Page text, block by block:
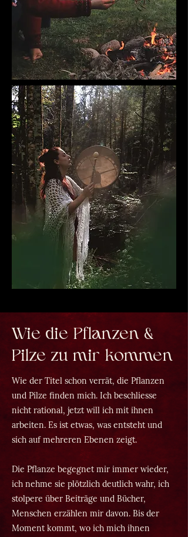
Wie die Pflanzen &
Pilze zu mir kommen
Wie der Titel schon verrät, die Pflanzen
und Pilze finden mich. Ich beschliesse
nicht rational, jetzt will ich mit ihnen
arbeiten. Es ist etwas, was entsteht und
sich auf mehreren Ebenen zeigt.
Die Pflanze begegnet mir immer wieder,
ich nehme sie plötzlich deutlich wahr, ich
stolpere über Beiträge und Bücher,
Menschen erzählen mir davon. Bis der
Moment kommt, wo ich mich ihnen